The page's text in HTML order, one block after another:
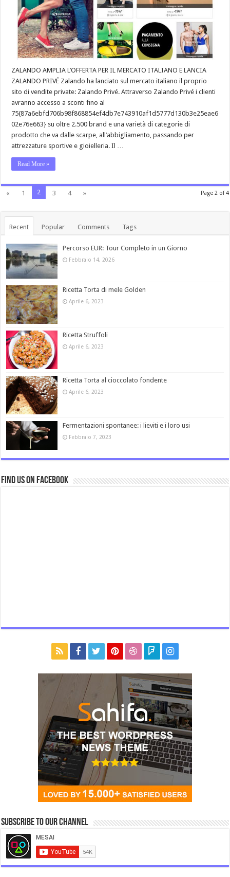
ZALANDO AMPLIA L’OFFERTA PER IL MERCATO ITALIANO E LANCIA
ZALANDO PRIVÉ Zalando ha lanciato sul mercato italiano il proprio
sito di vendite private: Zalando Privé. Attraverso Zalando Privé i clienti
avranno accesso a sconti fino al
75{87a6ebfd706b98f868854ef4db7e743910af1d5777d130b3e25eae6
02e76e663} su oltre 2.500 brand e una varietà di categorie di
prodotto che va dalle scarpe, all’abbigliamento, passando per
attrezzature sportive e gioielleria. Il …
Read More »
Page 2 of 4
« 1 2 3 4 »
Recent Popular Comments Tags
Percorso EUR: Tour Completo in un Giorno
Febbraio 14, 2026
Ricetta Torta di mele Golden
Aprile 6, 2023
Ricetta Struffoli
Aprile 6, 2023
Ricetta Torta al cioccolato fondente
Aprile 6, 2023
Fermentazioni spontanee: i lieviti e i loro usi
Febbraio 7, 2023
Find us on Facebook
Subscribe to our Channel